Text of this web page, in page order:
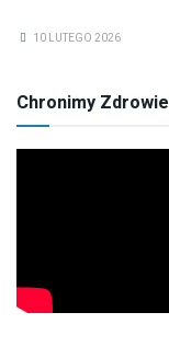
10 LUTEGO 2026
Chronimy Zdrowie